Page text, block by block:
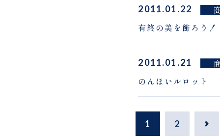
2011.01.22
有終の美を飾ろう！
2011.01.21
のんほいルロット
1 2 >